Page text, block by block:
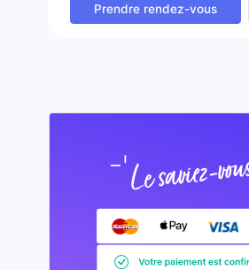
Prendre rendez-vous